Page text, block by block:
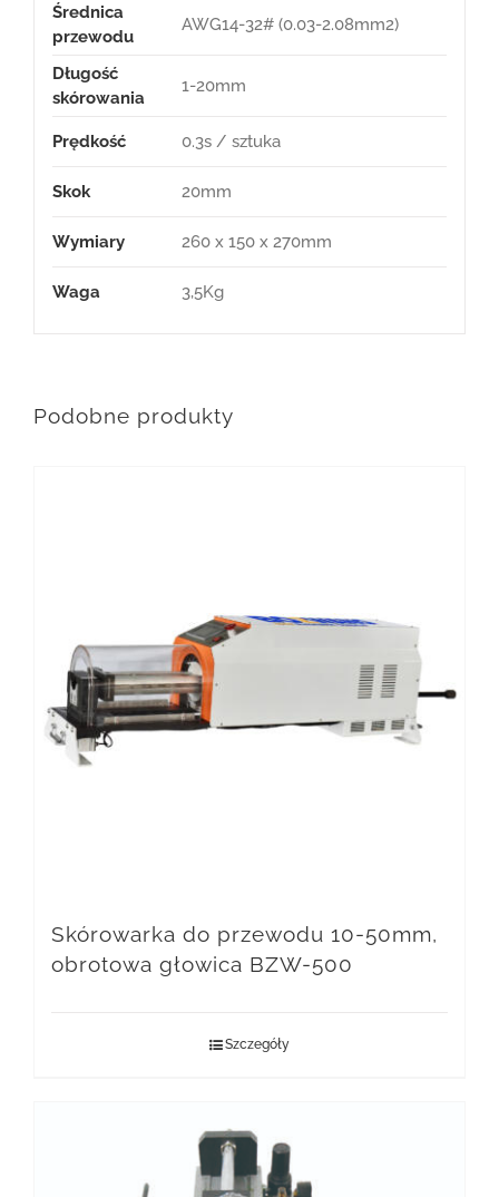
Średnica
przewodu
AWG14-32# (0.03-2.08mm2)
Długość
skórowania
1-20mm
Prędkość 0.3s / sztuka
Skok 20mm
Wymiary 260 x 150 x 270mm
Waga 3,5Kg
Podobne produkty
Skórowarka do przewodu 10-50mm,
obrotowa głowica BZW-500
Szczegóły